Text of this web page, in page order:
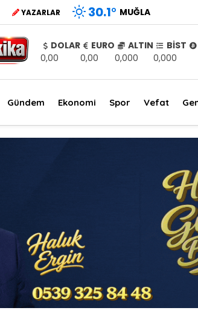
YAZARLAR 30.1° MUĞLA
DOLAR
0,00
EURO
0,00
ALTIN
0,000
BİST
0,000
Gündem Ekonomi Spor Vefat